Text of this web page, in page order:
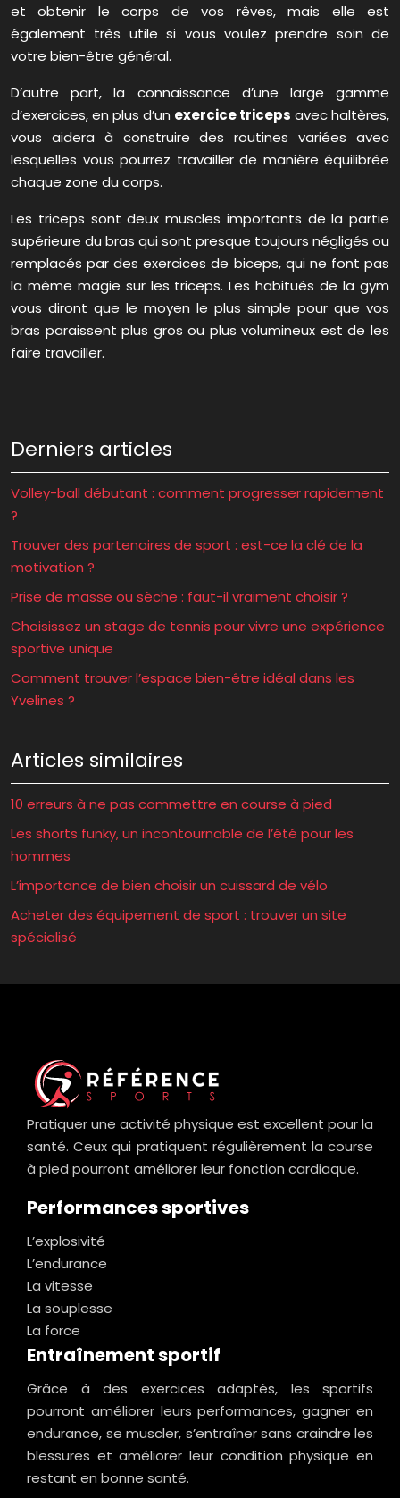
et obtenir le corps de vos rêves, mais elle est
également très utile si vous voulez prendre soin de
votre bien-être général.
D’autre part, la connaissance d’une large gamme
d’exercices, en plus d’un exercice triceps avec haltères,
vous aidera à construire des routines variées avec
lesquelles vous pourrez travailler de manière équilibrée
chaque zone du corps.
Les triceps sont deux muscles importants de la partie
supérieure du bras qui sont presque toujours négligés ou
remplacés par des exercices de biceps, qui ne font pas
la même magie sur les triceps. Les habitués de la gym
vous diront que le moyen le plus simple pour que vos
bras paraissent plus gros ou plus volumineux est de les
faire travailler.
Derniers articles
Volley-ball débutant : comment progresser rapidement
?
Trouver des partenaires de sport : est-ce la clé de la
motivation ?
Prise de masse ou sèche : faut-il vraiment choisir ?
Choisissez un stage de tennis pour vivre une expérience
sportive unique
Comment trouver l’espace bien-être idéal dans les
Yvelines ?
Articles similaires
10 erreurs à ne pas commettre en course à pied
Les shorts funky, un incontournable de l’été pour les
hommes
L’importance de bien choisir un cuissard de vélo
Acheter des équipement de sport : trouver un site
spécialisé
Pratiquer une activité physique est excellent pour la
santé. Ceux qui pratiquent régulièrement la course
à pied pourront améliorer leur fonction cardiaque.
Performances sportives
L’explosivité
L’endurance
La vitesse
La souplesse
La force
Entraînement sportif
Grâce à des exercices adaptés, les sportifs
pourront améliorer leurs performances, gagner en
endurance, se muscler, s’entraîner sans craindre les
blessures et améliorer leur condition physique en
restant en bonne santé.